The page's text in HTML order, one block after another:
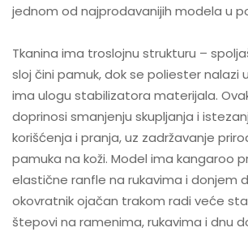
jednom od najprodavanijih modela u
Tkanina ima troslojnu strukturu –
sloj čini pamuk, dok se poliester nalazi
ima ulogu stabilizatora materijala.
doprinosi smanjenju skupljanja i
korišćenja i pranja, uz zadržavanje
pamuka na koži. Model ima kangaroo
elastične ranfle na rukavima i donjem
okovratnik ojačan trakom radi veće
štepovi na ramenima, rukavima i dnu